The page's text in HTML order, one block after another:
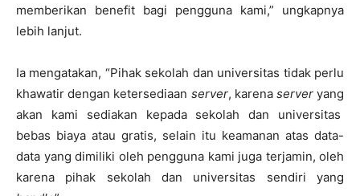
memberikan benefit bagi pengguna kami,” ungkapnya
lebih lanjut.
Ia mengatakan, “Pihak sekolah dan universitas tidak perlu
khawatir dengan ketersediaan server, karena serveryang
akan kami sediakan kepada sekolah dan universitas
bebas biaya atau gratis, selain itu keamanan atas data-
data yang dimiliki oleh pengguna kami juga terjamin, oleh
karena pihak sekolah dan universitas sendiri yang